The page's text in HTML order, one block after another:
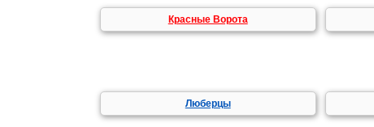
Красные Ворота
Люберцы